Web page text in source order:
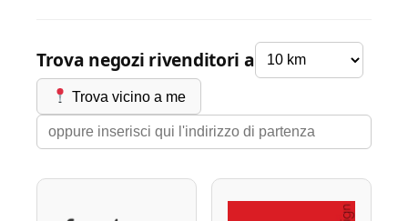
Trova negozi rivenditori a
Trova vicino a me